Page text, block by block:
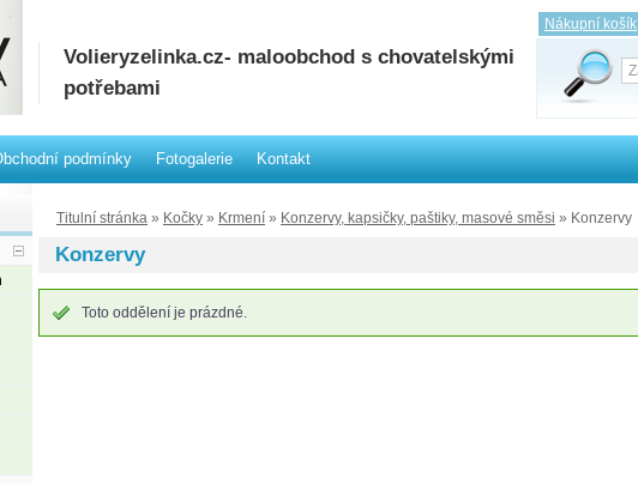
Volieryzelinka.cz- maloobchod s chovatelskými
potřebami
Nákupní košík
podmínky Fotogalerie Kontakt
Titulní stránka » Kočky » Krmení » Konzervy, kapsičky, paštiky, masové směsi » Konzervy
Konzervy
Toto oddělení je prázdné.